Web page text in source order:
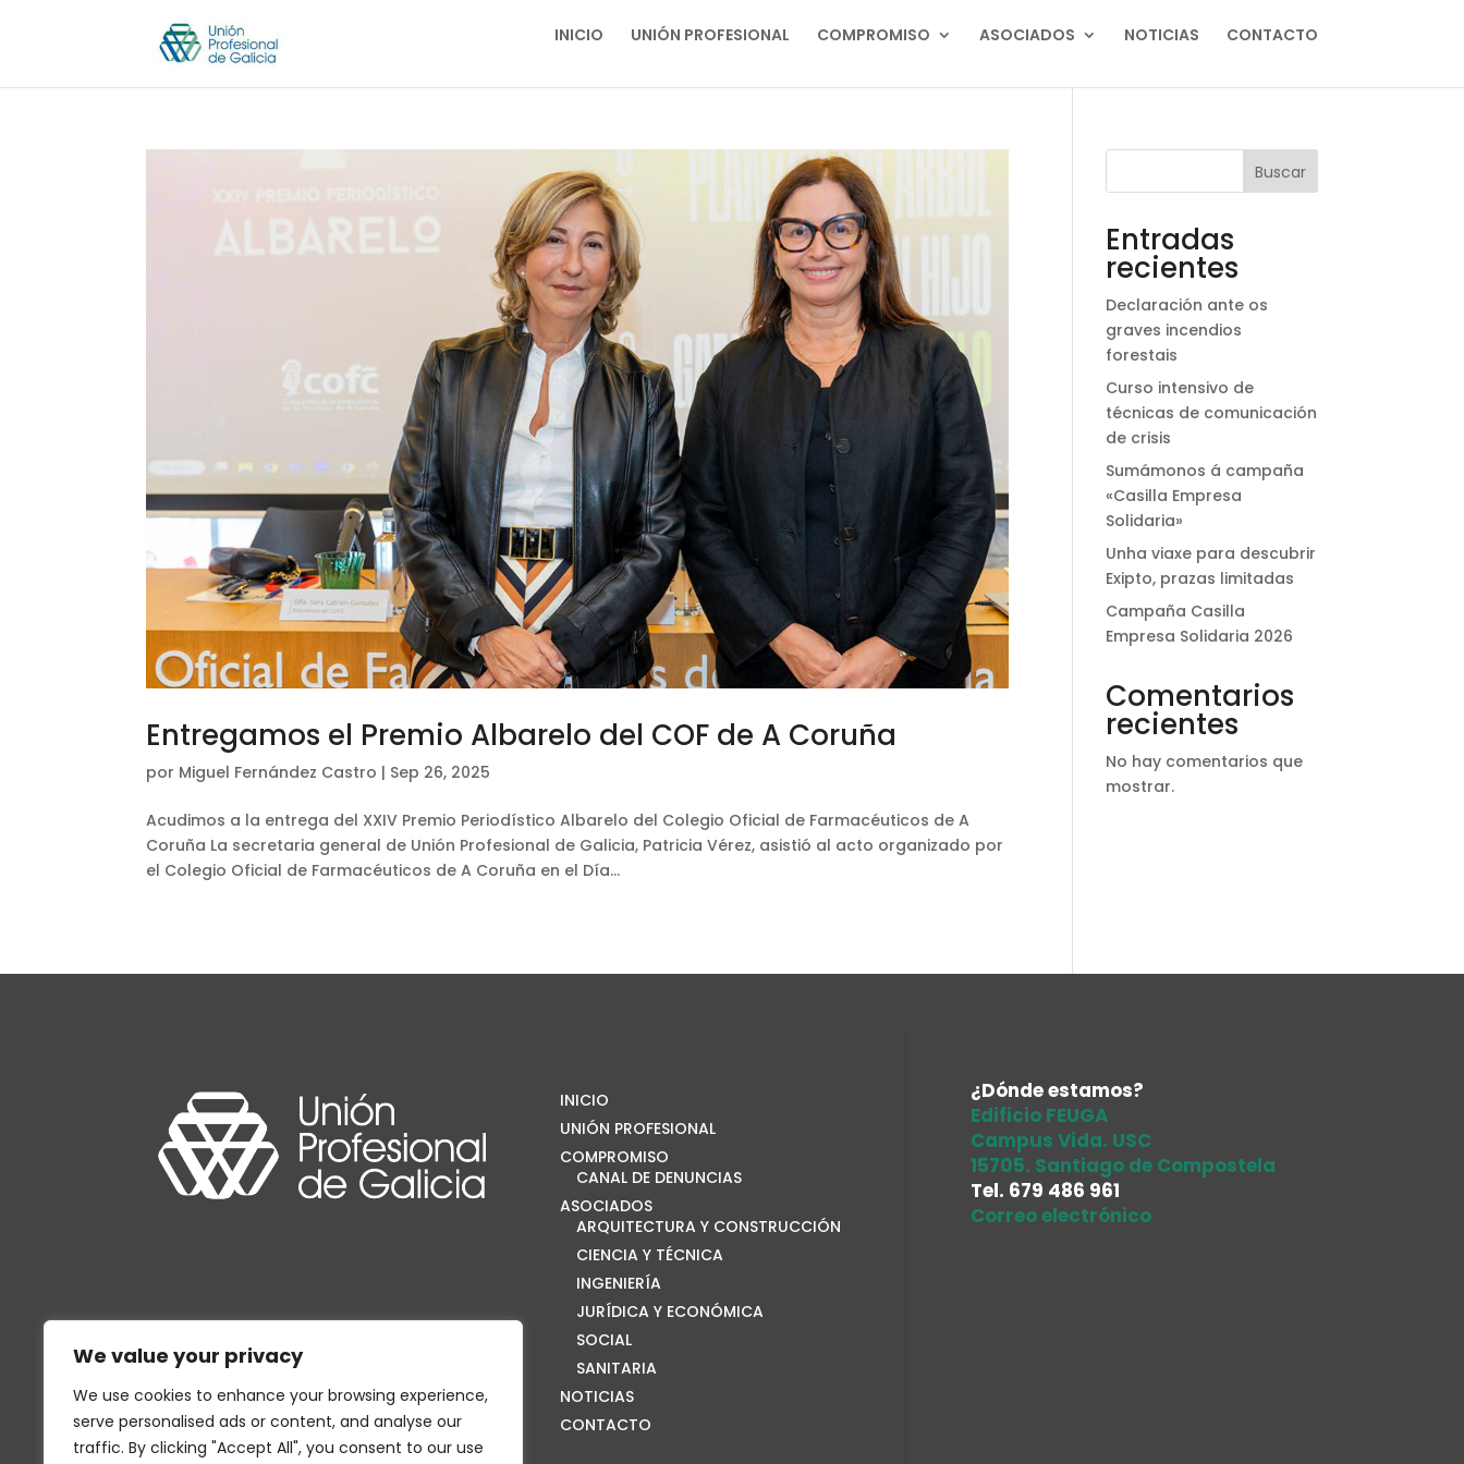
We value your privacy
We use cookies to enhance your browsing experience,
serve personalised ads or content, and analyse our
traffic. By clicking "Accept All", you consent to our use
INICIO UNIÓN PROFESIONAL COMPROMISO ASOCIADOS NOTICIAS CONTACTO
Entregamos el Premio Albarelo del COF de A Coruña
por Miguel Fernández Castro | Sep 26, 2025
Acudimos a la entrega del XXIV Premio Periodístico Albarelo del Colegio Oficial de Farmacéuticos de A
Coruña La secretaria general de Unión Profesional de Galicia, Patricia Vérez, asistió al acto organizado por
el Colegio Oficial de Farmacéuticos de A Coruña en el Día...
Buscar
Entradas
recientes
Declaración ante os
graves incendios
forestais
Curso intensivo de
técnicas de comunicación
de crisis
Sumámonos á campaña
«Casilla Empresa
Solidaria»
Unha viaxe para descubrir
Exipto, prazas limitadas
Campaña Casilla
Empresa Solidaria 2026
Comentarios
recientes
No hay comentarios que
mostrar.
INICIO
UNIÓN PROFESIONAL
COMPROMISO
CANAL DE DENUNCIAS
ASOCIADOS
ARQUITECTURA Y CONSTRUCCIÓN
CIENCIA Y TÉCNICA
INGENIERÍA
JURÍDICA Y ECONÓMICA
SOCIAL
SANITARIA
NOTICIAS
CONTACTO
¿Dónde estamos?
Edificio FEUGA
Campus Vida. USC
15705. Santiago de Compostela
Tel. 679 486 961
Correo electrónico